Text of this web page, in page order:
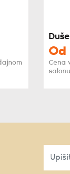
Od
Cena